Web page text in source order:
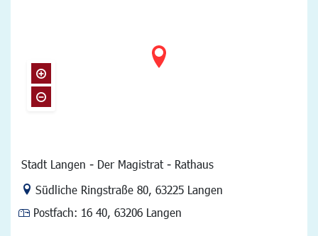
Stadt Langen - Der Magistrat - Rathaus
Link zur Google-Maps Navigation
Südliche Ringstraße 80, 63225 Langen
Postfach: 16 40, 63206 Langen